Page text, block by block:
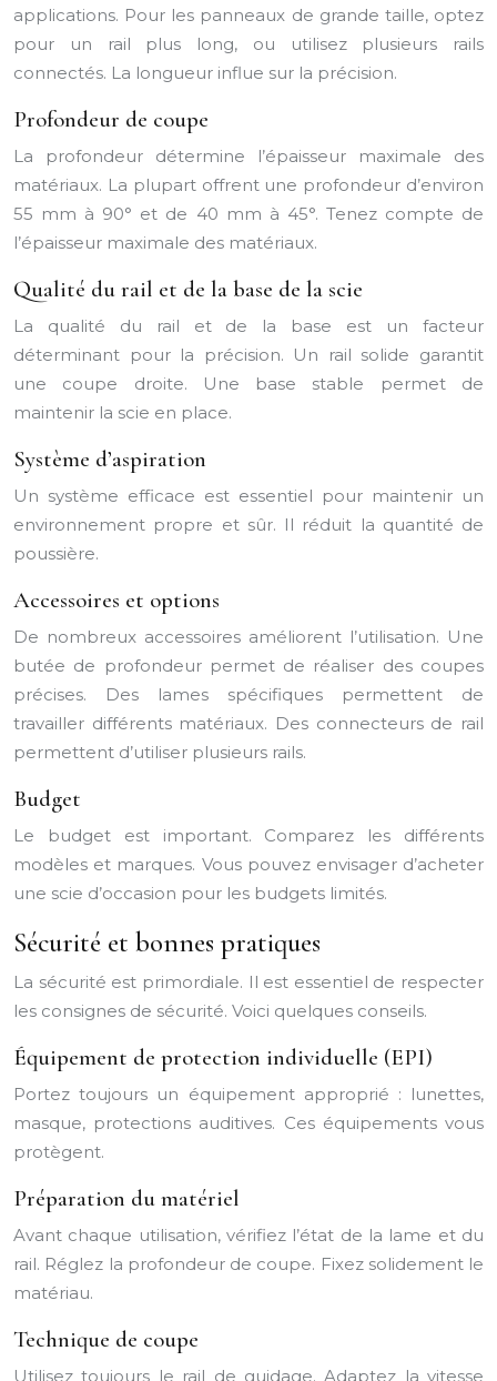
applications. Pour les panneaux de grande taille, optez
pour un rail plus long, ou utilisez plusieurs rails
connectés. La longueur influe sur la précision.
Profondeur de coupe
La profondeur détermine l’épaisseur maximale des
matériaux. La plupart offrent une profondeur d’environ
55 mm à 90° et de 40 mm à 45°. Tenez compte de
l’épaisseur maximale des matériaux.
Qualité du rail et de la base de la scie
La qualité du rail et de la base est un facteur
déterminant pour la précision. Un rail solide garantit
une coupe droite. Une base stable permet de
maintenir la scie en place.
Système d’aspiration
Un système efficace est essentiel pour maintenir un
environnement propre et sûr. Il réduit la quantité de
poussière.
Accessoires et options
De nombreux accessoires améliorent l’utilisation. Une
butée de profondeur permet de réaliser des coupes
précises. Des lames spécifiques permettent de
travailler différents matériaux. Des connecteurs de rail
permettent d’utiliser plusieurs rails.
Budget
Le budget est important. Comparez les différents
modèles et marques. Vous pouvez envisager d’acheter
une scie d’occasion pour les budgets limités.
Sécurité et bonnes pratiques
La sécurité est primordiale. Il est essentiel de respecter
les consignes de sécurité. Voici quelques conseils.
Équipement de protection individuelle (EPI)
Portez toujours un équipement approprié : lunettes,
masque, protections auditives. Ces équipements vous
protègent.
Préparation du matériel
Avant chaque utilisation, vérifiez l’état de la lame et du
rail. Réglez la profondeur de coupe. Fixez solidement le
matériau.
Technique de coupe
Utilisez toujours le rail de guidage. Adaptez la vitesse